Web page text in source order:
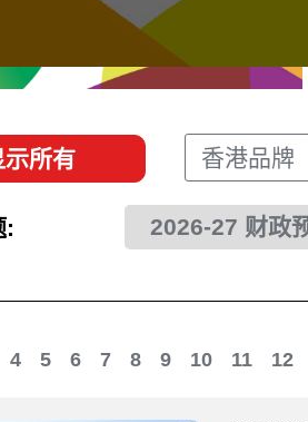
示所有 香港品牌
: 2026-27 财政
4 5 6 7 8 9 10 11 12